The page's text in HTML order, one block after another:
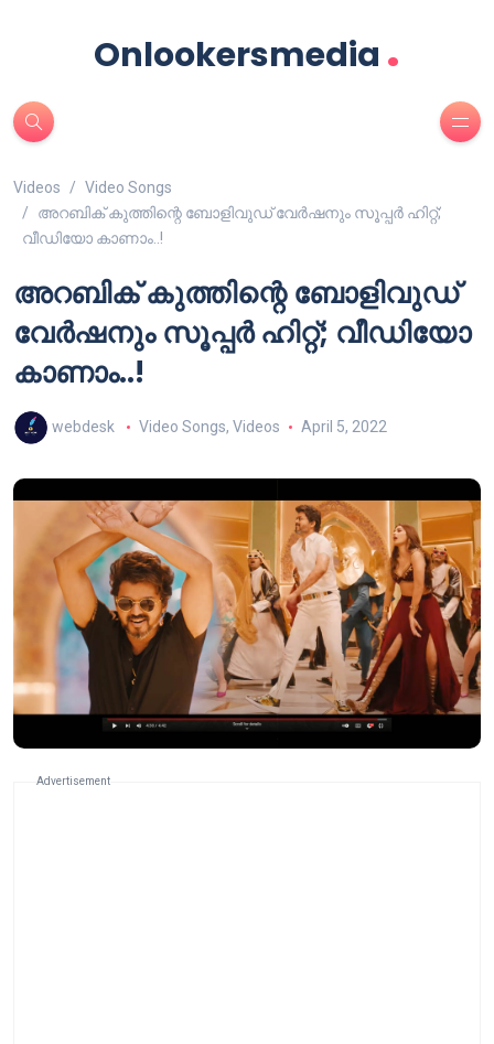
Onlookersmedia .
Videos
Video Songs
അറബിക് കുത്തിന്റെ ബോളിവുഡ് വേർഷനും സൂപ്പർ ഹിറ്റ്;
വീഡിയോ കാണാം..!
അറബിക് കുത്തിന്റെ ബോളിവുഡ്
വേർഷനും സൂപ്പർ ഹിറ്റ്; വീഡിയോ
കാണാം..!
webdesk Video Songs, Videos April 5, 2022
Advertisement